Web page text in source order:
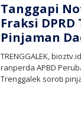
Tanggapi
Fraksi
Pinjaman
TRENGGALEK,
ranperda APBD
Trenggalek soroti